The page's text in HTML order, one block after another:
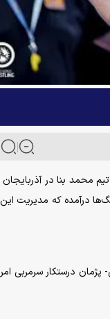
محمد بنا در آذربایجان
درآمده که مدیریت این
جهانی- پژمان درستکار سرمربی